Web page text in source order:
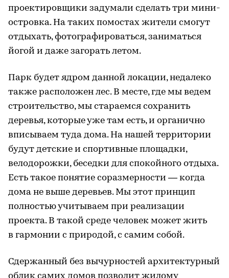
проектировщики задумали сделать три мини-
островка. На таких помостах жители смогут
отдыхать, фотографироваться, заниматься
йогой и даже загорать летом.
Парк будет ядром данной локации, недалеко
также расположен лес. В месте, где мы ведем
строительство, мы стараемся сохранить
деревья, которые уже там есть, и органично
вписываем туда дома. На нашей территории
будут детские и спортивные площадки,
велодорожки, беседки для спокойного отдыха.
Есть такое понятие соразмерности — когда
дома не выше деревьев. Мы этот принцип
полностью учитываем при реализации
проекта. В такой среде человек может жить
в гармонии с природой, с самим собой.
Сдержанный без вычурностей архитектурный